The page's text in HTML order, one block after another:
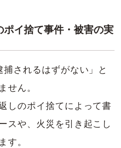
イ捨て事件・被害の実
捕されるはずがない」と
せん。
しのポイ捨てによって書
スや、火災を引き起こし
す。